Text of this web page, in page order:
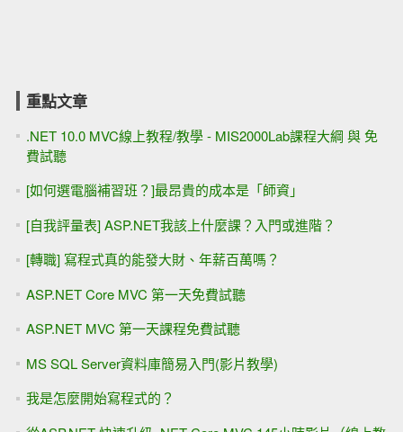
重點文章
.NET 10.0 MVC線上教程/教學 - MIS2000Lab課程大綱 與 免
費試聽
[如何選電腦補習班？]最昂貴的成本是「師資」
[自我評量表] ASP.NET我該上什麼課？入門或進階？
[轉職] 寫程式真的能發大財、年薪百萬嗎？
ASP.NET Core MVC 第一天免費試聽
ASP.NET MVC 第一天課程免費試聽
MS SQL Server資料庫簡易入門(影片教學)
我是怎麼開始寫程式的？